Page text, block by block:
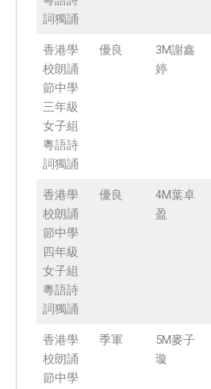
詞獨誦
香港學
校朗誦
節中學
三年級
女子組
粵語詩
詞獨誦
優良
3M謝鑫
婷
香港學
校朗誦
節中學
四年級
女子組
粵語詩
詞獨誦
優良
4M葉卓
盈
香港學
校朗誦
節中學
季軍
5M麥子
璇